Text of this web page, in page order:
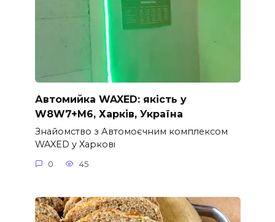
Автомийка WAXED: якість у
W8W7+M6, Харків, Україна
Знайомство з Автомоєчним комплексом
WAXED у Харкові
0 45